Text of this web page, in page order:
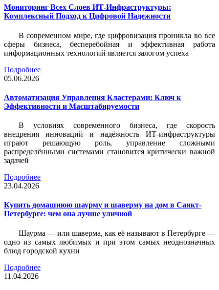
Мониторинг Всех Слоев ИТ-Инфраструктуры:
Комплексный Подход к Цифровой Надежности
В современном мире, где цифровизация проникла во все
сферы бизнеса, бесперебойная и эффективная работа
информационных технологий является залогом успеха
Подробнее
05.06.2026
Автоматизация Управления Кластерами: Ключ к
Эффективности и Масштабируемости
В условиях современного бизнеса, где скорость
внедрения инноваций и надёжность ИТ-инфраструктуры
играют решающую роль, управление сложными
распределёнными системами становится критически важной
задачей
Подробнее
23.04.2026
Купить домашнюю шаурму и шаверму на дом в Санкт-
Петербурге: чем она лучше уличной
Шаурма — или шаверма, как её называют в Петербурге —
одно из самых любимых и при этом самых неоднозначных
блюд городской кухни
Подробнее
11.04.2026